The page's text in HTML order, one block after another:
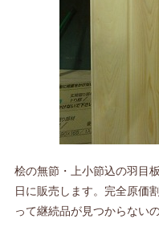
桧の無節・上小節込の羽目
日に販売します。完全原価
って継続品が見つからない